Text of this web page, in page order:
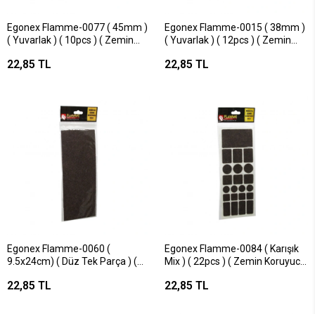
Egonex Flamme-0077 ( 45mm )
( Yuvarlak ) ( 10pcs ) ( Zemin
Yapışkanlı Montaj )*25x36
22,85 TL
Egonex Flamme-0015 ( 38mm )
( Yuvarlak ) ( 12pcs ) ( Zemin
Yapışkanlı Montaj )*25x36
22,85 TL
Egonex Flamme-0060 (
9.5x24cm) ( Düz Tek Parça ) (
Mobilya Keçesi ( Yapışkanlı
22,85 TL
Egonex Flamme-0084 ( Karışık
Mix ) ( 22pcs ) ( Zemin Koruyucu
Montaj )*25x36
22,85 TL